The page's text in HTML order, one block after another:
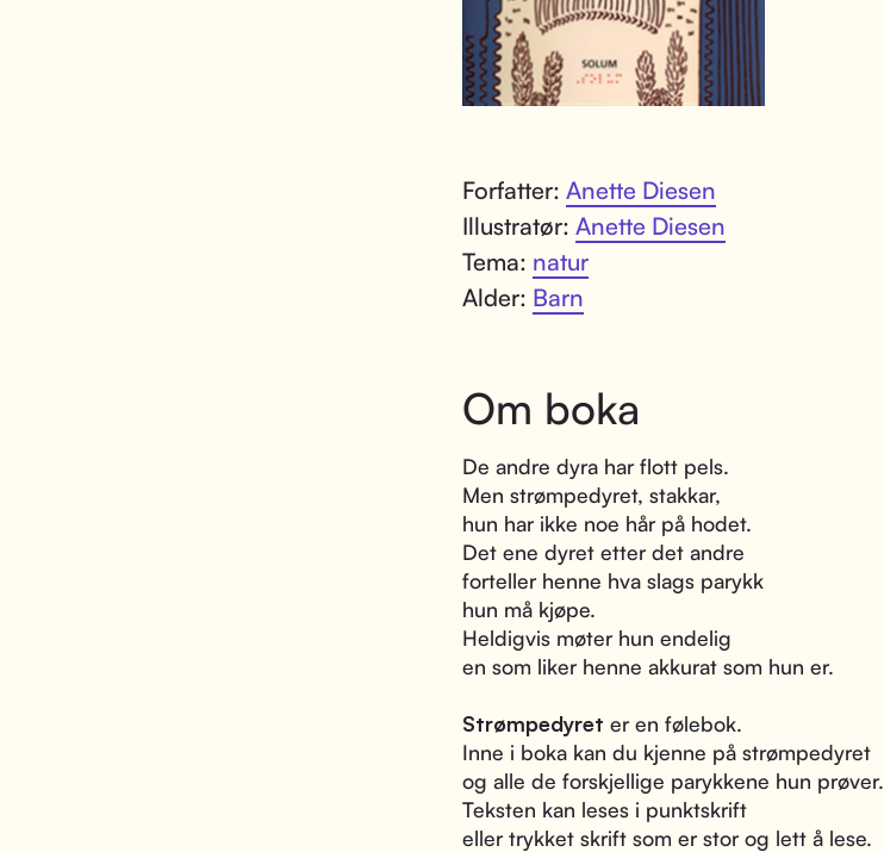
Forfatter: Anette Diesen
Illustratør: Anette Diesen
Tema: natur
Alder: Barn
Om boka
De andre dyra har flott pels.
Men strømpedyret, stakkar,
hun har ikke noe hår på hodet.
Det ene dyret etter det andre
forteller henne hva slags parykk
hun må kjøpe.
Heldigvis møter hun endelig
en som liker henne akkurat som hun er.
Strømpedyret er en følebok.
Inne i boka kan du kjenne på strømpedyret
og alle de forskjellige parykkene hun prøver.
Teksten kan leses i punktskrift
eller trykket skrift som er stor og lett å lese.